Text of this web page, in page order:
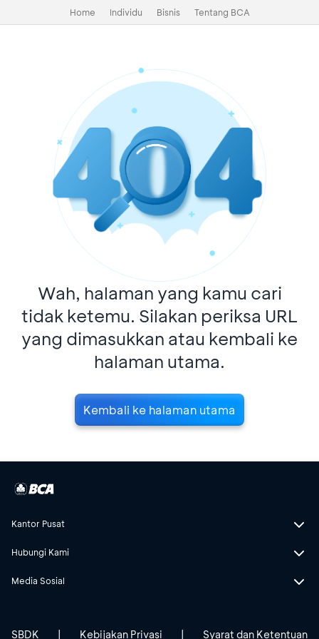
Home Individu Bisnis Tentang BCA
Wah, halaman yang kamu cari
tidak ketemu. Silakan periksa URL
yang dimasukkan atau kembali ke
halaman utama.
Kembali ke halaman utama
Kantor Pusat
Hubungi Kami
Media Sosial
SBDK Kebijakan Privasi Syarat dan Ketentuan